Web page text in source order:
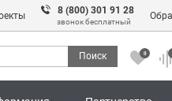
8 (800) 301 91 28
звонок бесплатный
Поиск 0
301 91 28